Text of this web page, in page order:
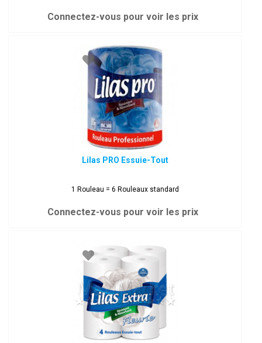
Connectez-vous pour voir les prix
Lilas PRO Essuie-Tout
1 Rouleau = 6 Rouleaux standard
Connectez-vous pour voir les prix